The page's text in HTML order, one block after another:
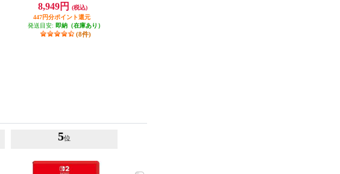
8,949円
(税込)
447円分ポイント還元
発送目安: 即納（在庫あり）
(8件)
5位